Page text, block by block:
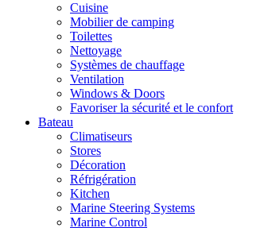
Cuisine
Mobilier de camping
Toilettes
Nettoyage
Systèmes de chauffage
Ventilation
Windows & Doors
Favoriser la sécurité et le confort
Bateau
Climatiseurs
Stores
Décoration
Réfrigération
Kitchen
Marine Steering Systems
Marine Control